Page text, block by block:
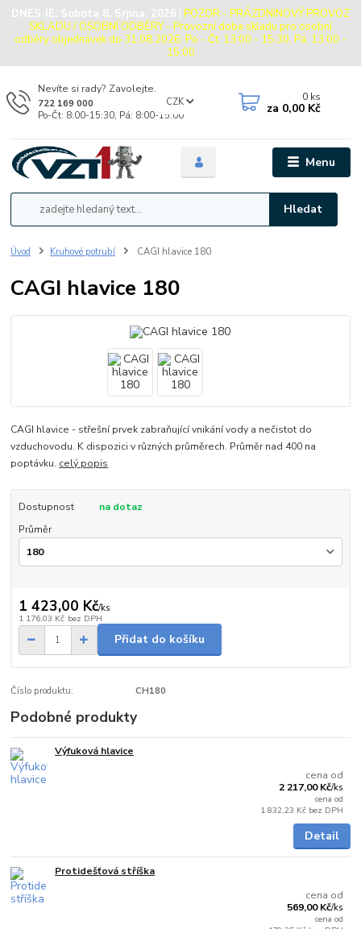
DNES JE: Sobota 8. Srpna, 2026 | POZOR - PRÁZDNINOVÝ PROVOZ
SKLADU / OSOBNÍ ODBĚRY - Provozní doba skladu pro osobní
odběry objednávek do 31.08.2026: Po - Čt: 13:00 - 15:30, Pá: 13:00 -
15:00
Menu
CZK
Hledat
Nevíte si rady? Zavolejte.
722 169 000
Po-Čt: 8:00-15:30, Pá: 8:00-15:00
0 ks
za 0,00 Kč
Úvod Kruhové potrubí CAGI hlavice 180
CAGI hlavice 180
CAGI hlavice - střešní prvek zabraňující vnikání vody a nečistot do
vzduchovodu. K dispozici v různých průměrech. Průměr nad 400 na
poptávku. celý popis
Dostupnost
na dotaz
Průměr
1 423,00 Kč/ks
1 176,03 Kč bez DPH
Přidat do košíku
Číslo produktu: CH180
Podobné produkty
Výfuková hlavice
cena od
2 217,00 Kč/ks
cena od
1 832,23 Kč bez DPH
Detail
Protidešťová stříška
cena od
569,00 Kč/ks
cena od